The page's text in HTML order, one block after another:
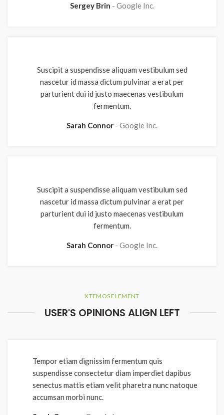
Sergey Brin Google Inc.
Suscipit a suspendisse aliquam vestibulum sed
nascetur id massa dictum pulvinar a erat per
parturient dui id justo maecenas vestibulum
fermentum.
Sarah Connor Google Inc.
Suscipit a suspendisse aliquam vestibulum sed
nascetur id massa dictum pulvinar a erat per
parturient dui id justo maecenas vestibulum
fermentum.
Sarah Connor Google Inc.
XTEMOS ELEMENT
USER'S OPINIONS ALIGN LEFT
Tempor etiam dignissim fermentum quis
suspendisse consectetur diam imperdiet dapibus
senectus mattis etiam velit pharetra nunc natoque
accumsan morbi nunc.